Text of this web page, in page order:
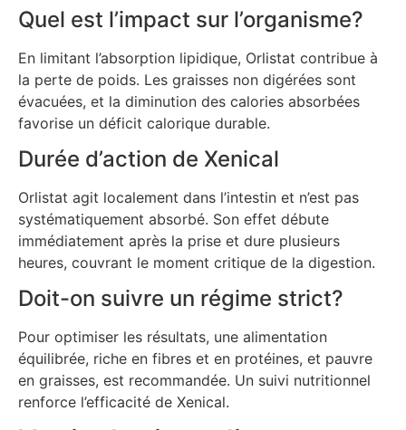
Quel est l’impact sur l’organisme?
En limitant l’absorption lipidique, Orlistat contribue à
la perte de poids. Les graisses non digérées sont
évacuées, et la diminution des calories absorbées
favorise un déficit calorique durable.
Durée d’action de Xenical
Orlistat agit localement dans l’intestin et n’est pas
systématiquement absorbé. Son effet débute
immédiatement après la prise et dure plusieurs
heures, couvrant le moment critique de la digestion.
Doit-on suivre un régime strict?
Pour optimiser les résultats, une alimentation
équilibrée, riche en fibres et en protéines, et pauvre
en graisses, est recommandée. Un suivi nutritionnel
renforce l’efficacité de Xenical.